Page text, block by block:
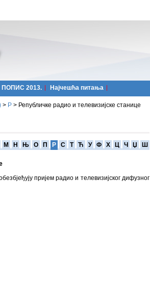
ПОПИС 2013. Најчешћa питања
> Р > Републичке радио и телевизијске станице
М Н Њ О П Р С Т Ћ У Ф Х Ц Ч Џ Ш
пријем радио и телевизијског дифузног